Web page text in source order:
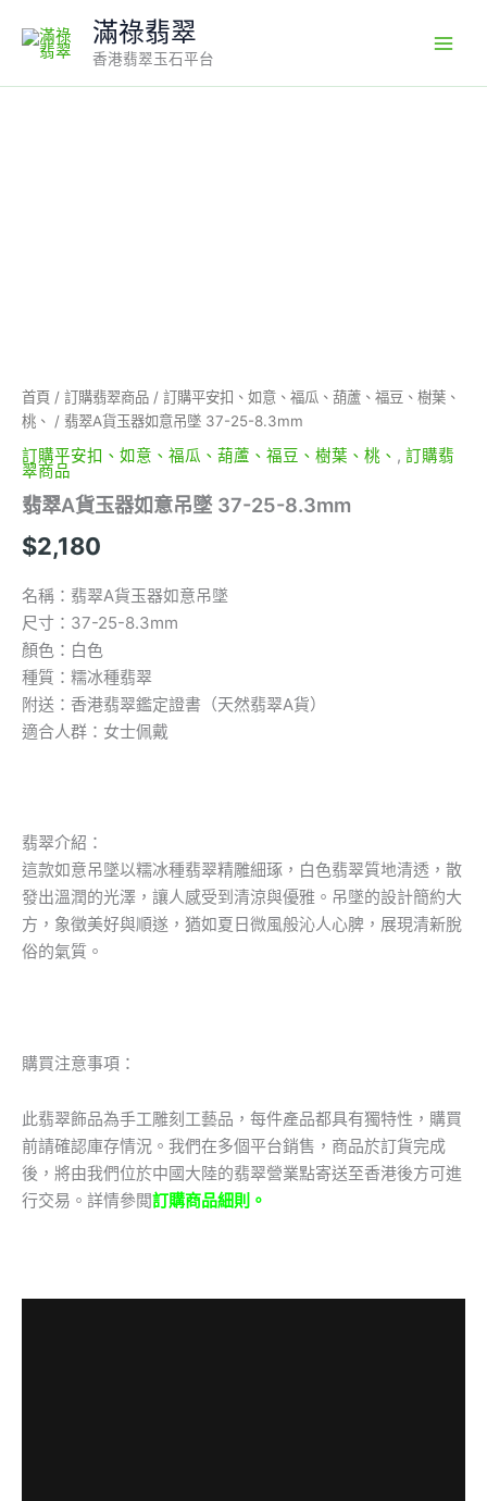
content
滿祿翡翠
香港翡翠玉石平台
首頁 / 訂購翡翠商品 / 訂購平安扣、如意、福瓜、葫蘆、福豆、樹葉、
桃、 / 翡翠A貨玉器如意吊墜 37-25-8.3mm
訂購平安扣、如意、福瓜、葫蘆、福豆、樹葉、桃、 , 訂購翡
翠商品
翡翠A貨玉器如意吊墜 37-25-8.3mm
$2,180
名稱：翡翠A貨玉器如意吊墜
尺寸：37-25-8.3mm
顏色：白色
種質：糯冰種翡翠
附送：香港翡翠鑑定證書（天然翡翠A貨）
適合人群：女士佩戴
翡翠介紹：
這款如意吊墜以糯冰種翡翠精雕細琢，白色翡翠質地清透，散
發出溫潤的光澤，讓人感受到清涼與優雅。吊墜的設計簡約大
方，象徵美好與順遂，猶如夏日微風般沁人心脾，展現清新脫
俗的氣質。
購買注意事項：
此翡翠飾品為手工雕刻工藝品，每件產品都具有獨特性，購買
前請確認庫存情況。我們在多個平台銷售，商品於訂貨完成
後，將由我們位於中國大陸的翡翠營業點寄送至香港後方可進
行交易。 詳情參閲訂購商品細則。
8.3mm
數
量